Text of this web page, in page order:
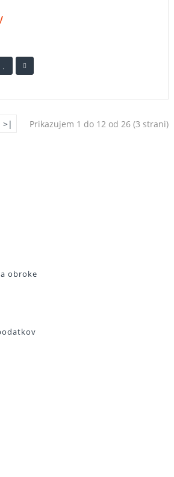
>| Prikazujem 1 do 12 od 26 (3 strani)
obroke